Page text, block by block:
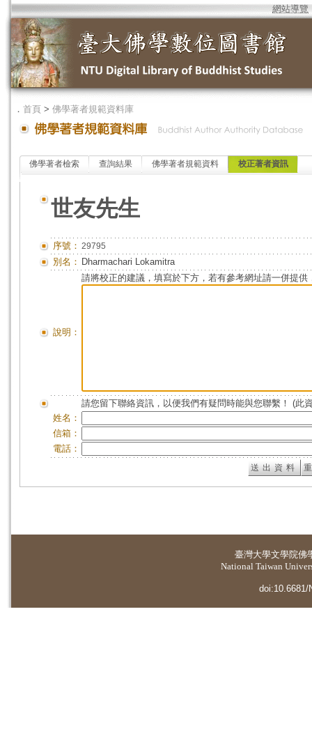
網站導覽
． 首頁 > 佛學著者規範資料庫
佛學著者檢索 查詢結果 佛學著者規範資料 校正著者資訊
世友先生
序號： 29795
別名： Dharmachari Lokamitra
說明：
請將校正的建議，填寫於下方，若有參考網址請一併提供
請您留下聯絡資訊，以便我們有疑問時能與您聯繫！ (此
姓名：
信箱：
電話：
臺灣大學文學院佛
National Taiwan
doi:10.6681/